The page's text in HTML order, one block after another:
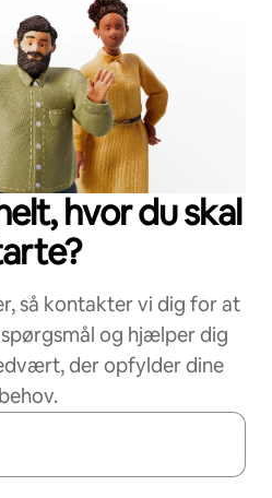
hvor du skal
så kontakter vi dig for at
og hjælper dig
der opfylder dine
behov.